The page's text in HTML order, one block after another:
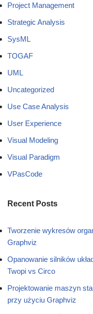
Project Management
Strategic Analysis
SysML
TOGAF
UML
Uncategorized
Use Case Analysis
User Experience
Visual Modeling
Visual Paradigm
VPasCode
Recent Posts
Tworzenie wykresów
Graphviz
Opanowanie silników
Twopi vs Circo
Projektowanie maszyn
przy użyciu Graphviz